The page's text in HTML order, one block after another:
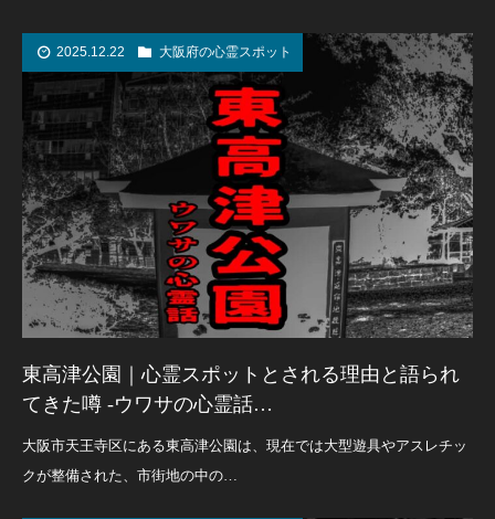
2025.12.22 大阪府の心霊スポット
東高津公園｜心霊スポットとされる理由と語られ
てきた噂 -ウワサの心霊話…
大阪市天王寺区にある東高津公園は、現在では大型遊具やアスレチッ
クが整備された、市街地の中の…